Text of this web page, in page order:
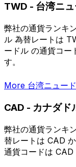
TWD - 台湾ニ
弊社の通貨ランキ
ル 為替レートは
ードル の通貨コ
す。
More 台湾ニュー
CAD - カナダド
弊社の通貨ランキ
替レートは CAD
通貨コードは CAD